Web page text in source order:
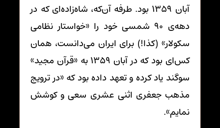
آبان 1359 بود. طرفه آن‌که، شاه‌زاده‌ای که در
دهه‌ی 90 شمسی خود را «خواستار نظامی
سکولار» (کذا!) برای ایران می‌دانست، همان
کس‌ای بود که در آبان 1359 به «قرآن مجید»
سوگند یاد کرده و تعهد داده بود که «در ترویج
مذهب جعفری اثنی عشری سعی و کوشش
نمایم».